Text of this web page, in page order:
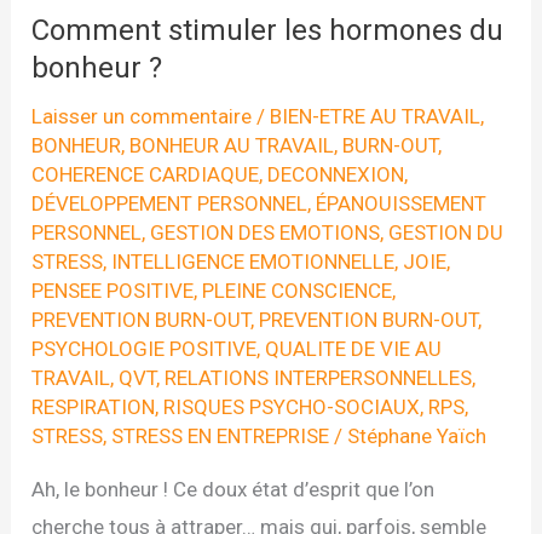
Comment stimuler les hormones du
bonheur ?
Laisser un commentaire / BIEN-ETRE AU TRAVAIL,
BONHEUR, BONHEUR AU TRAVAIL, BURN-OUT,
COHERENCE CARDIAQUE, DECONNEXION,
DÉVELOPPEMENT PERSONNEL, ÉPANOUISSEMENT
PERSONNEL, GESTION DES EMOTIONS, GESTION DU
STRESS, INTELLIGENCE EMOTIONNELLE, JOIE,
PENSEE POSITIVE, PLEINE CONSCIENCE,
PREVENTION BURN-OUT, PREVENTION BURN-OUT,
PSYCHOLOGIE POSITIVE, QUALITE DE VIE AU
TRAVAIL, QVT, RELATIONS INTERPERSONNELLES,
RESPIRATION, RISQUES PSYCHO-SOCIAUX, RPS,
STRESS, STRESS EN ENTREPRISE / Stéphane Yaïch
Ah, le bonheur ! Ce doux état d’esprit que l’on
cherche tous à attraper… mais qui, parfois, semble